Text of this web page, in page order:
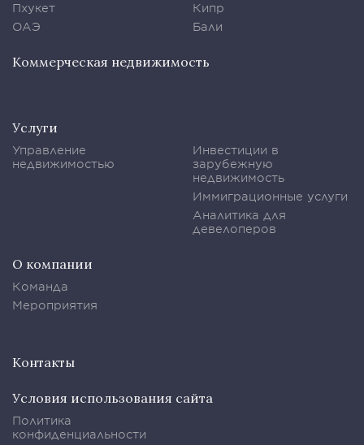
Пхукет
ОАЭ
Кипр
Бали
Коммерческая недвижимость
Услуги
Управление
недвижимостью
Инвестиции в
зарубежную
недвижимость
Иммиграционные услуги
Аналитика для
девелоперов
О компании
Команда
Мероприятия
Контакты
Условия использования сайта
Политика
конфиденциальности